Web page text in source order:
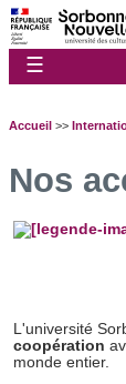
☰
Accueil >>
Nos
L'université
coopération
monde entier.